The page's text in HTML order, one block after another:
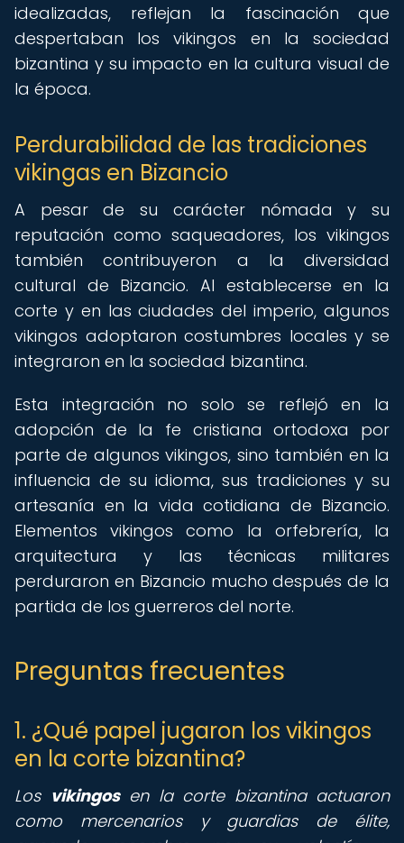
idealizadas, reflejan la fascinación que
despertaban los vikingos en la sociedad
bizantina y su impacto en la cultura visual de
la época.
Perdurabilidad de las tradiciones
vikingas en Bizancio
A pesar de su carácter nómada y su
reputación como saqueadores, los vikingos
también contribuyeron a la diversidad
cultural de Bizancio. Al establecerse en la
corte y en las ciudades del imperio, algunos
vikingos adoptaron costumbres locales y se
integraron en la sociedad bizantina.
Esta integración no solo se reflejó en la
adopción de la fe cristiana ortodoxa por
parte de algunos vikingos, sino también en la
influencia de su idioma, sus tradiciones y su
artesanía en la vida cotidiana de Bizancio.
Elementos vikingos como la orfebrería, la
arquitectura y las técnicas militares
perduraron en Bizancio mucho después de la
partida de los guerreros del norte.
Preguntas frecuentes
1. ¿Qué papel jugaron los vikingos
en la corte bizantina?
Los vikingosen la corte bizantina actuaron
como mercenarios y guardias de élite,